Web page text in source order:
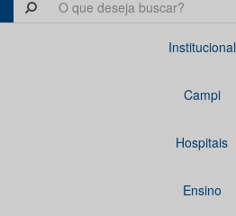
Institucional
Campi
Hospitais
Ensino